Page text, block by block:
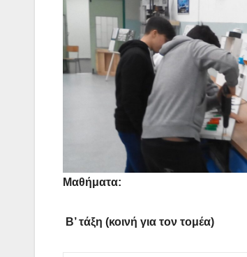
Μαθήματα:
Β’ τάξη (κοινή για τον τομέα)